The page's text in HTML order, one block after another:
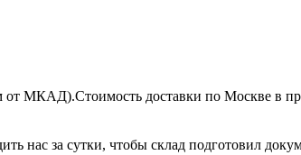
от МКАД).Стоимость доставки по Москве в
нас за сутки, чтобы склад подготовил